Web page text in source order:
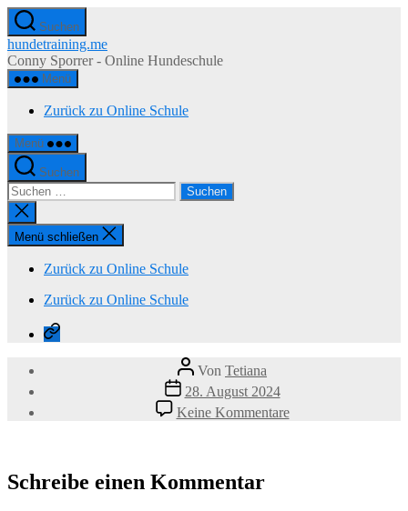
Zum
Inhalt
springen
Suchen
hundetraining.me
Conny Sporrer - Online Hundeschule
Menü
Zurück zu Online Schule
Menü
Suchen
Suchen
nach:
Suche
schließen
Menü schließen
Zurück zu Online Schule
Zurück zu Online Schule
Zurück
zu
Beitragsautor
Von Tetiana
Veröffentlichungsdatum
28. August 2024
Keine Kommentarezu
Schreibe einen Kommentar